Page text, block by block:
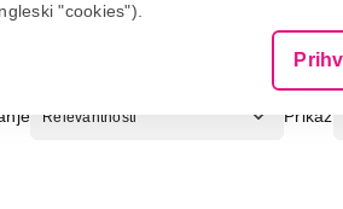
"cookies").
TECNO
Prikaz